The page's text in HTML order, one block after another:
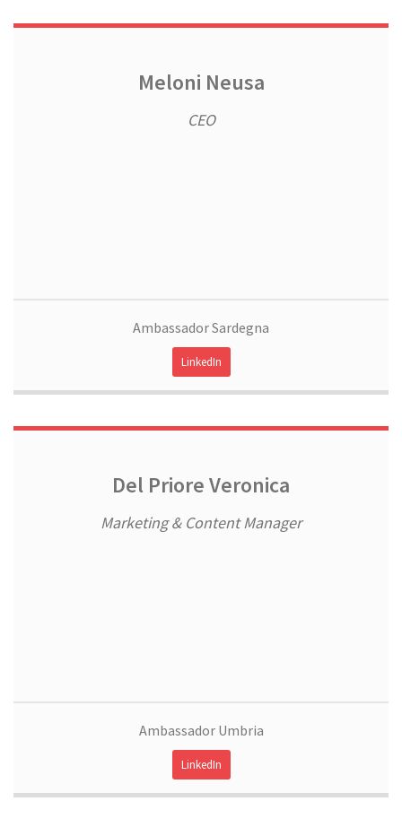
Meloni Neusa
CEO
Ambassador Sardegna
LinkedIn
Del Priore Veronica
Marketing & Content Manager
Ambassador Umbria
LinkedIn